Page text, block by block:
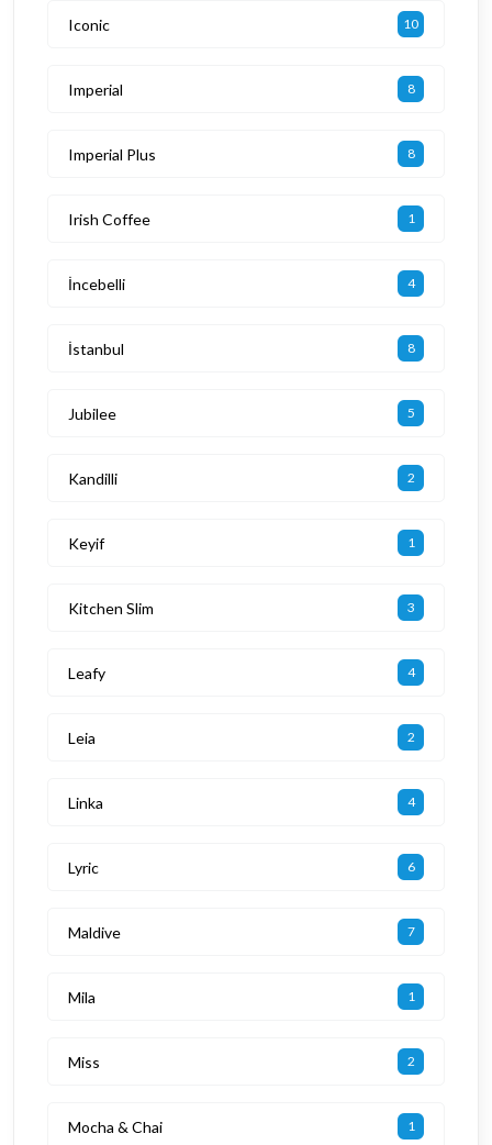
Iconic 10
Imperial 8
Imperial Plus 8
Irish Coffee 1
İncebelli 4
İstanbul 8
Jubilee 5
Kandilli 2
Keyif 1
Kitchen Slim 3
Leafy 4
Leia 2
Linka 4
Lyric 6
Maldive 7
Mila 1
Miss 2
Mocha & Chai 1